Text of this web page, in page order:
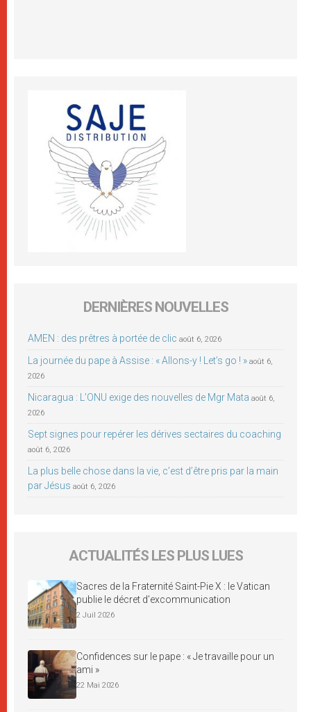
DERNIÈRES NOUVELLES
AMEN : des prêtres à portée de clic août 6, 2026
La journée du pape à Assise : « Allons-y ! Let’s go ! » août 6,
2026
Nicaragua : L’ONU exige des nouvelles de Mgr Mata août 6,
2026
Sept signes pour repérer les dérives sectaires du coaching
août 6, 2026
La plus belle chose dans la vie, c’est d’être pris par la main
par Jésus août 6, 2026
ACTUALITÉS LES PLUS LUES
Sacres de la Fraternité Saint-Pie X : le Vatican
publie le décret d’excommunication
2 Juil 2026
Confidences sur le pape : « Je travaille pour un
ami »
22 Mai 2026